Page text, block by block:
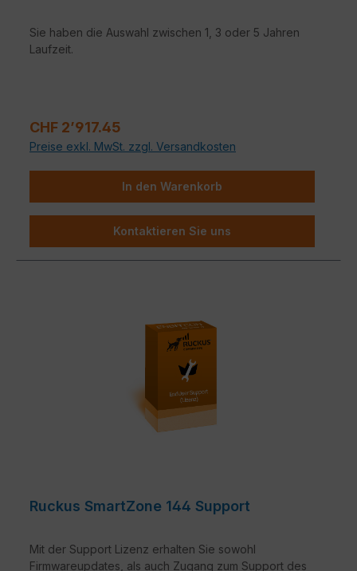
Sie haben die Auswahl zwischen 1, 3 oder 5 Jahren
Laufzeit.
Verkaufspreis:
CHF 2’917.45
Preise exkl. MwSt. zzgl. Versandkosten
In den Warenkorb
Kontaktieren Sie uns
Ruckus SmartZone 144 Support
Mit der Support Lizenz erhalten Sie sowohl
Firmwareupdates, als auch Zugang zum Support des